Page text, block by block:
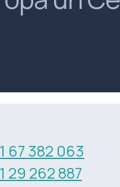
67 382 063
29 262 887